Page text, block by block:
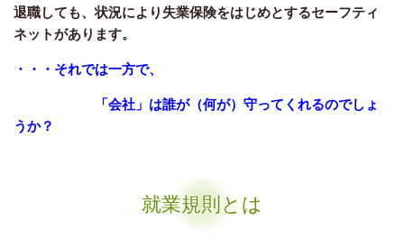
退職しても、状況により失業保険をはじめとするセーフティ
ネットがあります。
・・・それでは一方で、
「会社」は誰が（何が）守ってくれるのでしょ
うか？
就業規則とは